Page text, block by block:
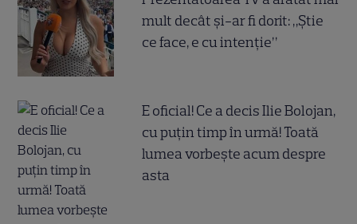
mult decât și-ar fi dorit: „Știe
ce face, e cu intenție”
E oficial! Ce a decis Ilie Bolojan,
cu puțin timp în urmă! Toată
lumea vorbește acum despre
asta